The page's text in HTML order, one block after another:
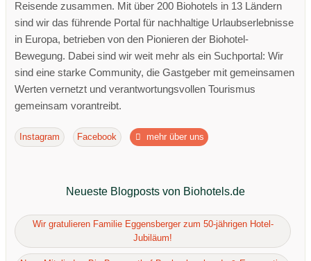
Reisende zusammen. Mit über 200 Biohotels in 13 Ländern
sind wir das führende Portal für nachhaltige Urlaubserlebnisse
in Europa, betrieben von den Pionieren der Biohotel-
Bewegung. Dabei sind wir weit mehr als ein Suchportal: Wir
sind eine starke Community, die Gastgeber mit gemeinsamen
Werten vernetzt und verantwortungsvollen Tourismus
gemeinsam vorantreibt.
Instagram Facebook mehr über uns
Neueste Blogposts von Biohotels.de
Wir gratulieren Familie Eggensberger zum 50-jährigen Hotel-
Jubiläum!